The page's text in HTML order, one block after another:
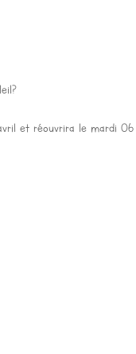
et réouvrira le mardi 06